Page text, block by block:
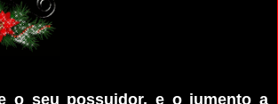
o seu possuidor, e o jumento a